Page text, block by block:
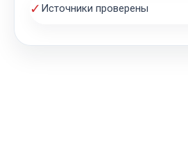
✓ Источники проверены